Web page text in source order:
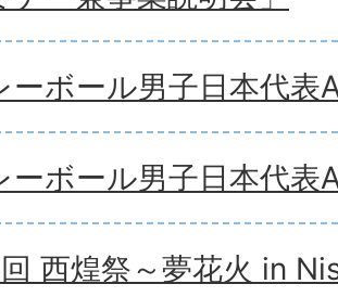
ーボール男子日本代表
ーボール男子日本代表
西煌祭～夢花火 in